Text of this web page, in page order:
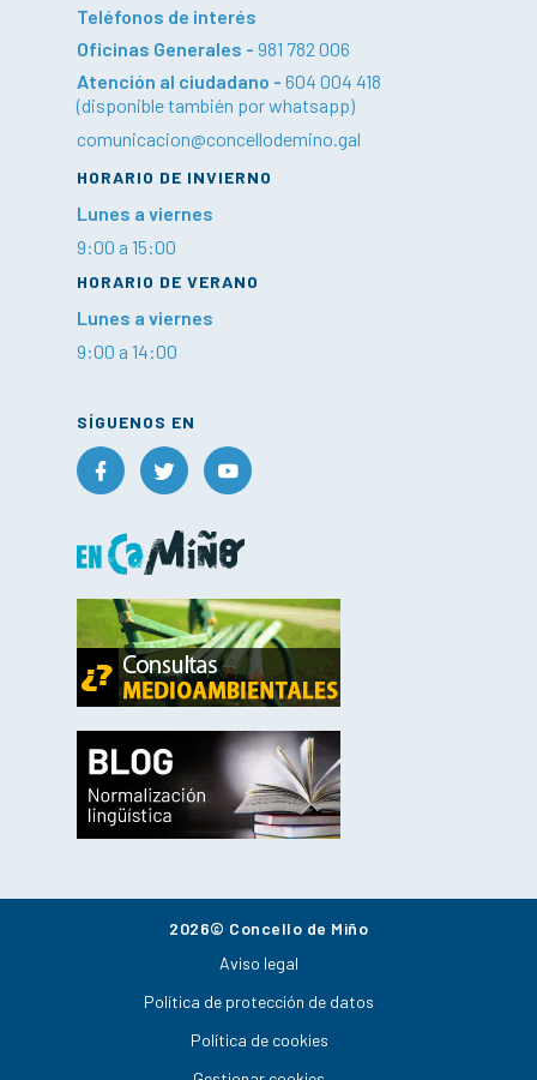
Teléfonos de interés
Oficinas Generales - 981 782 006
Atención al ciudadano - 604 004 418
(disponible también por whatsapp)
comunicacion@concellodemino.gal
HORARIO DE INVIERNO
Lunes a viernes
9:00 a 15:00
HORARIO DE VERANO
Lunes a viernes
9:00 a 14:00
SÍGUENOS EN
2026© Concello de Miño
Aviso legal
Política de protección de datos
Política de cookies